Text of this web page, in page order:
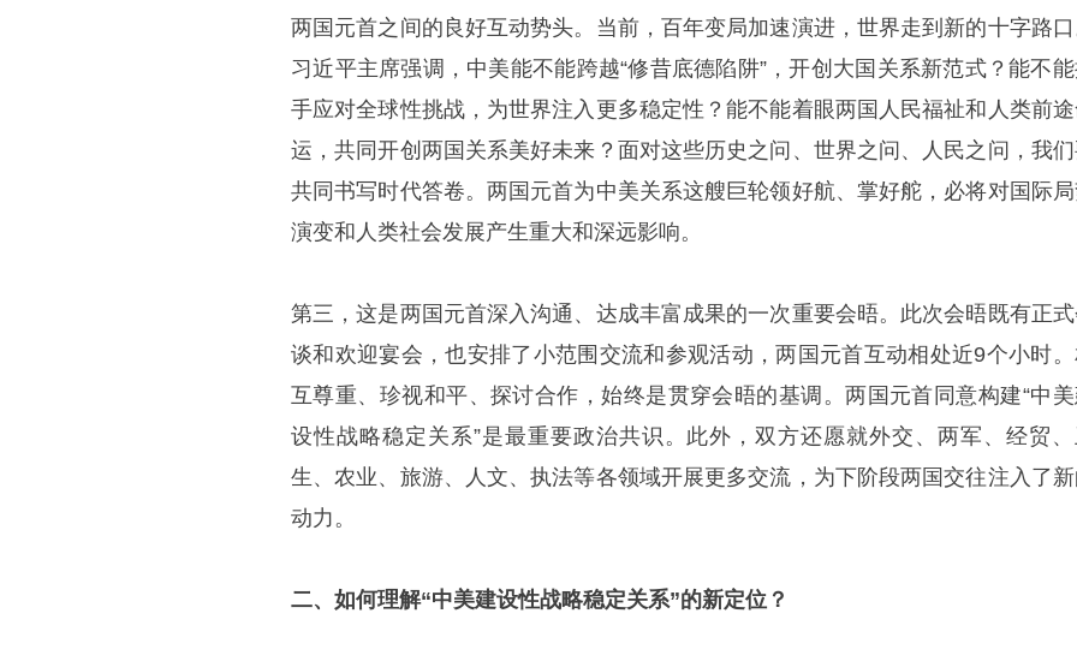
两国元首之间的良好互动势头。当前，百年变局加速演进，世界走到新的十字路口
习近平主席强调，中美能不能跨越“修昔底德陷阱”，开创大国关系新范式？能不
手应对全球性挑战，为世界注入更多稳定性？能不能着眼两国人民福祉和人类前
运，共同开创两国关系美好未来？面对这些历史之问、世界之问、人民之问，我
共同书写时代答卷。两国元首为中美关系这艘巨轮领好航、掌好舵，必将对国际
演变和人类社会发展产生重大和深远影响。
第三，这是两国元首深入沟通、达成丰富成果的一次重要会晤。此次会晤既有正
谈和欢迎宴会，也安排了小范围交流和参观活动，两国元首互动相处近9个小时。
互尊重、珍视和平、探讨合作，始终是贯穿会晤的基调。两国元首同意构建“中
设性战略稳定关系”是最重要政治共识。此外，双方还愿就外交、两军、经贸、
生、农业、旅游、人文、执法等各领域开展更多交流，为下阶段两国交往注入了
动力。
二、如何理解“中美建设性战略稳定关系”的新定位？